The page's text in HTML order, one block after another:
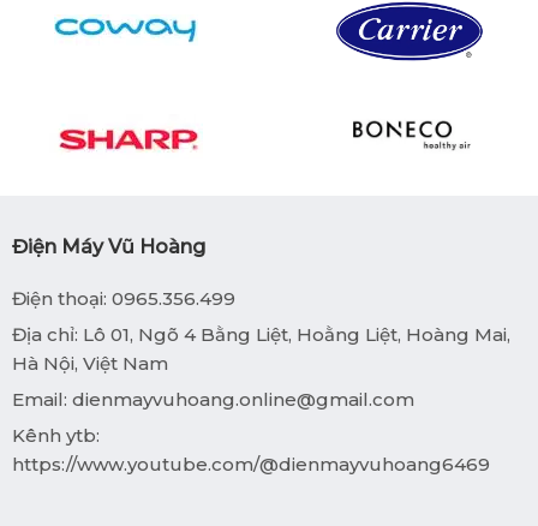
Điện Máy Vũ Hoàng
Điện thoại: 0965.356.499
Địa chỉ: Lô 01, Ngõ 4 Bằng Liệt, Hoằng Liệt, Hoàng Mai,
Hà Nội, Việt Nam
Email: dienmayvuhoang.online@gmail.com
Kênh ytb:
https://www.youtube.com/@dienmayvuhoang6469